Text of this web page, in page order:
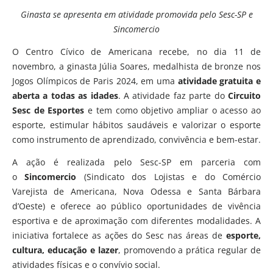
Ginasta se apresenta em atividade promovida pelo Sesc-SP e
Sincomercio
O Centro Cívico de Americana recebe, no dia 11 de
novembro, a ginasta Júlia Soares, medalhista de bronze nos
Jogos Olímpicos de Paris 2024, em uma atividade gratuita e
aberta a todas as idades. A atividade faz parte doCircuito
Sesc de Esportes e tem como objetivo ampliar o acesso ao
esporte, estimular hábitos saudáveis e valorizar o esporte
como instrumento de aprendizado, convivência e bem-estar.
A ação é realizada pelo Sesc-SP em parceria com
oSincomercio (Sindicato dos Lojistas e do Comércio
Varejista de Americana, Nova Odessa e Santa Bárbara
d’Oeste) e oferece ao público oportunidades de vivência
esportiva e de aproximação com diferentes modalidades. A
iniciativa fortalece as ações do Sesc nas áreas de esporte,
cultura, educação e lazer, promovendo a prática regular de
atividades físicas e o convívio social.